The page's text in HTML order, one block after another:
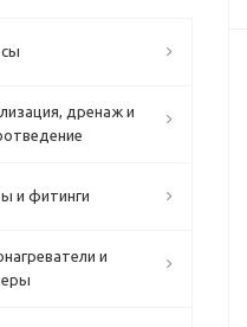
дренаж и
и фитинги
и